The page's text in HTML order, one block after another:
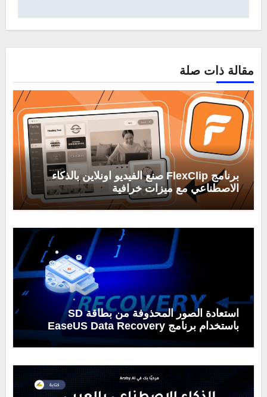
مقالة ذات صلة
برنامج FlexClip صنع الفيديو اونلاين بالذكاء
الاصطناعي مع ميزات خرافية
استعادة الصور المحذوفة من بطاقة SD
باستخدام برنامج EaseUS Data Recovery